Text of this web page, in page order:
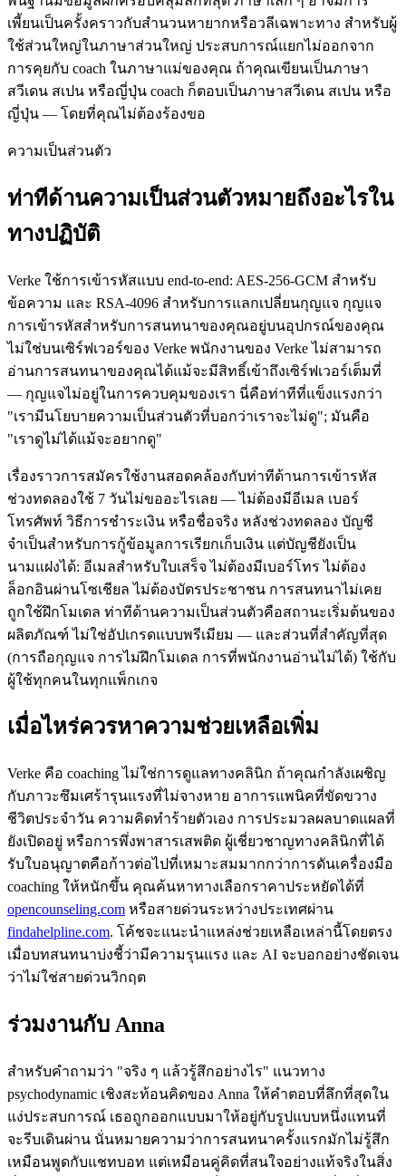
เพี้ยนเป็นครั้งคราวกับสำนวนหายากหรือวลีเฉพาะทาง สำหรับผู้
ใช้ส่วนใหญ่ในภาษาส่วนใหญ่ ประสบการณ์แยกไม่ออกจาก
การคุยกับ coach ในภาษาแม่ของคุณ ถ้าคุณเขียนเป็นภาษา
สวีเดน สเปน หรือญี่ปุ่น coach ก็ตอบเป็นภาษาสวีเดน สเปน หรือ
ญี่ปุ่น — โดยที่คุณไม่ต้องร้องขอ
ความเป็นส่วนตัว
ท่าทีด้านความเป็นส่วนตัวหมายถึงอะไรใน
ทางปฏิบัติ
Verke ใช้การเข้ารหัสแบบ end-to-end: AES-256-GCM สำหรับ
ข้อความ และ RSA-4096 สำหรับการแลกเปลี่ยนกุญแจ กุญแจ
การเข้ารหัสสำหรับการสนทนาของคุณอยู่บนอุปกรณ์ของคุณ
ไม่ใช่บนเซิร์ฟเวอร์ของ Verke พนักงานของ Verke ไม่สามารถ
อ่านการสนทนาของคุณได้แม้จะมีสิทธิ์เข้าถึงเซิร์ฟเวอร์เต็มที่
— กุญแจไม่อยู่ในการควบคุมของเรา นี่คือท่าทีที่แข็งแรงกว่า
"เรามีนโยบายความเป็นส่วนตัวที่บอกว่าเราจะไม่ดู"; มันคือ
"เราดูไม่ได้แม้จะอยากดู"
เรื่องราวการสมัครใช้งานสอดคล้องกับท่าทีด้านการเข้ารหัส
ช่วงทดลองใช้ 7 วันไม่ขออะไรเลย — ไม่ต้องมีอีเมล เบอร์
โทรศัพท์ วิธีการชำระเงิน หรือชื่อจริง หลังช่วงทดลอง บัญชี
จำเป็นสำหรับการกู้ข้อมูลการเรียกเก็บเงิน แต่บัญชียังเป็น
นามแฝงได้: อีเมลสำหรับใบเสร็จ ไม่ต้องมีเบอร์โทร ไม่ต้อง
ล็อกอินผ่านโซเชียล ไม่ต้องบัตรประชาชน การสนทนาไม่เคย
ถูกใช้ฝึกโมเดล ท่าทีด้านความเป็นส่วนตัวคือสถานะเริ่มต้นของ
ผลิตภัณฑ์ ไม่ใช่อัปเกรดแบบพรีเมียม — และส่วนที่สำคัญที่สุด
(การถือกุญแจ การไม่ฝึกโมเดล การที่พนักงานอ่านไม่ได้) ใช้กับ
ผู้ใช้ทุกคนในทุกแพ็กเกจ
เมื่อไหร่ควรหาความช่วยเหลือเพิ่ม
Verke คือ coaching ไม่ใช่การดูแลทางคลินิก ถ้าคุณกำลังเผชิญ
กับภาวะซึมเศร้ารุนแรงที่ไม่จางหาย อาการแพนิคที่ขัดขวาง
ชีวิตประจำวัน ความคิดทำร้ายตัวเอง การประมวลผลบาดแผลที่
ยังเปิดอยู่ หรือการพึ่งพาสารเสพติด ผู้เชี่ยวชาญทางคลินิกที่ได้
รับใบอนุญาตคือก้าวต่อไปที่เหมาะสมมากกว่าการดันเครื่องมือ
coaching ให้หนักขึ้น คุณค้นหาทางเลือกราคาประหยัดได้ที่
opencounseling.com หรือสายด่วนระหว่างประเทศผ่าน
findahelpline.com. โค้ชจะแนะนำแหล่งช่วยเหลือเหล่านี้โดยตรง
เมื่อบทสนทนาบ่งชี้ว่ามีความรุนแรง และ AI จะบอกอย่างชัดเจน
ว่าไม่ใช่สายด่วนวิกฤต
ร่วมงานกับ Anna
สำหรับคำถามว่า "จริง ๆ แล้วรู้สึกอย่างไร" แนวทาง
psychodynamic เชิงสะท้อนคิดของ Anna ให้คำตอบที่ลึกที่สุดใน
แง่ประสบการณ์ เธอถูกออกแบบมาให้อยู่กับรูปแบบหนึ่งแทนที่
จะรีบเดินผ่าน นั่นหมายความว่าการสนทนาครั้งแรกมักไม่รู้สึก
เหมือนพูดกับแชทบอท แต่เหมือนคู่คิดที่สนใจอย่างแท้จริงในสิ่ง